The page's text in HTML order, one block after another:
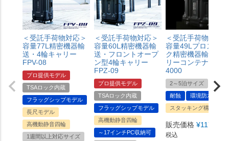
＜受託手荷物対応＞
容量77L精密機器輸
送・4輪キャリー
FPV-08
プロ提供モデル
TSAロック内蔵
フラッグシップモデル
長尺モデル
高機動静音四輪
1週間以上対応サイズ
＜受託手荷物対応＞
容量60L精密機器輸
送・フロントオープ
ン型4輪キャリー
FPZ-09
プロ提供モデル
TSAロック内蔵
フラッグシップモデル
高機動静音四輪
～17インチPC収納可
＜受託手荷物対応
容量49Lプロスペッ
ク精密機器輸送キ
リーコンテナCR-
4000
2～5泊サイズ
耐候
耐蝕
環境防水
スタッキング構造
販売価格 ¥117,700
税込